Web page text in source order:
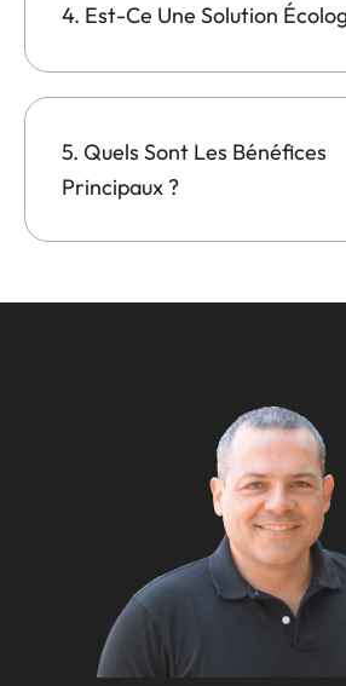
4. Est-Ce Une Solution
5. Quels Sont Les Bénéfices
Principaux ?